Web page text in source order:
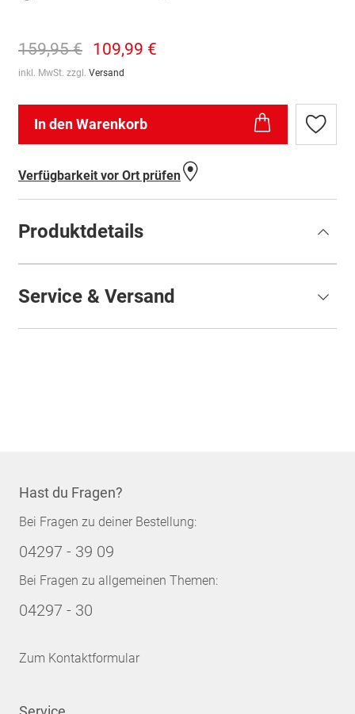
159,95 € 109,99 €
inkl. MwSt. zzgl. Versand
In den Warenkorb
Zur
Verfügbarkeit vor Ort prüfen
Produktdetails
Service & Versand
Hast du Fragen?
Bei Fragen zu deiner Bestellung:
04297 - 39 09
Bei Fragen zu allgemeinen Themen:
04297 - 30
Zum Kontaktformular